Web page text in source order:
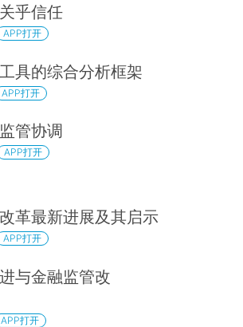
乎信任
APP打开
具的综合分析框架
APP打开
管协调
APP打开
革最新进展及其启示
APP打开
与金融监管改
APP打开